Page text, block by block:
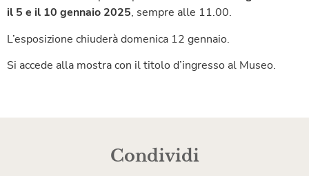
il 5 e il 10 gennaio 2025, sempre alle 11.00.
L’esposizione chiuderà domenica 12 gennaio.
Si accede alla mostra con il titolo d’ingresso al Museo.
Condividi